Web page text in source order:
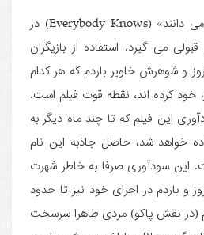
از سوی دیگر فیلم «همه می دانند» (Everybody Knows) در
می گیرد. استفاده از بازیگران
و شوهرش خاویر باردم که هر کدام
خود کرده اند، نقطه قوت فیلم است.
این فیلم که تا چند ماه دیگر به
خواهد شد، حاصل جاذبه این نام
این سودآوری صرفا به خاطر شهرت
و باردم در اجرای خود نیز تا حدود
(در نقش پاکو) مردی ظاهرا سرسخت